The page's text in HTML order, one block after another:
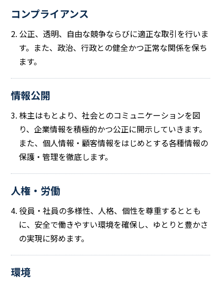
コンプライアンス
2. 公正、透明、自由な競争ならびに適正な取引を行いま
す。また、政治、行政との健全かつ正常な関係を保ち
ます。
情報公開
3. 株主はもとより、社会とのコミュニケーションを図
り、企業情報を積極的かつ公正に開示していきます。
また、個人情報・顧客情報をはじめとする各種情報の
保護・管理を徹底します。
人権・労働
4. 役員・社員の多様性、人格、個性を尊重するととも
に、安全で働きやすい環境を確保し、ゆとりと豊かさ
の実現に努めます。
環境